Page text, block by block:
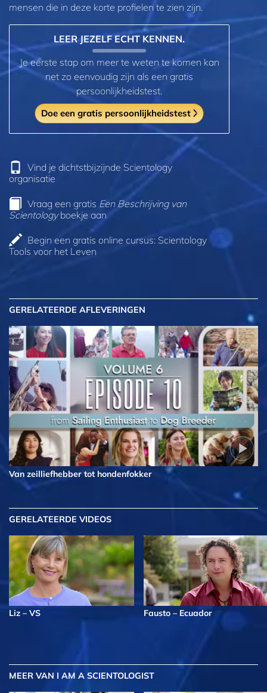
mensen die in deze korte profielen te zien zijn.
LEER JEZELF ECHT KENNEN.
Je eerste stap om meer te weten te komen kan
net zo eenvoudig zijn als een gratis
persoonlijkheidstest.
Doe een gratis persoonlijkheidstest
Vind je dichtstbijzijnde Scientology
organisatie
Vraag een gratis Een Beschrijving van
Scientologyboekje aan
Begin een gratis online cursus: Scientology
Tools voor het Leven
GERELATEERDE AFLEVERINGEN
Van zeilliefhebber tot hondenfokker
GERELATEERDE VIDEOS
Liz – VS Fausto – Ecuador
MEER VAN I AM A SCIENTOLOGIST